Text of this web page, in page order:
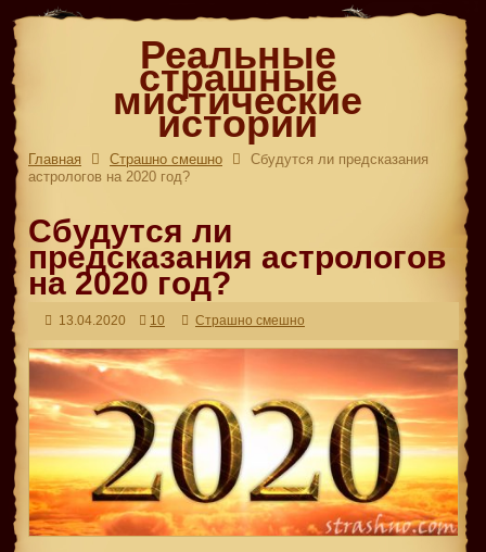
Реальные
страшные
мистические
истории
Главная Страшно смешно
Сбудутся ли предсказания
астрологов на 2020 год?
Сбудутся ли
предсказания астрологов
на 2020 год?
13.04.2020 10 Страшно смешно